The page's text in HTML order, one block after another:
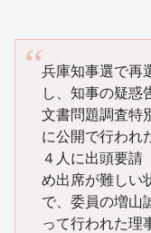
兵庫知事選で再
し、知事の疑惑
文書問題調査特
に公開で行われ
４人に出頭要請
め出席が難しい
で、委員の増山
って行われた理